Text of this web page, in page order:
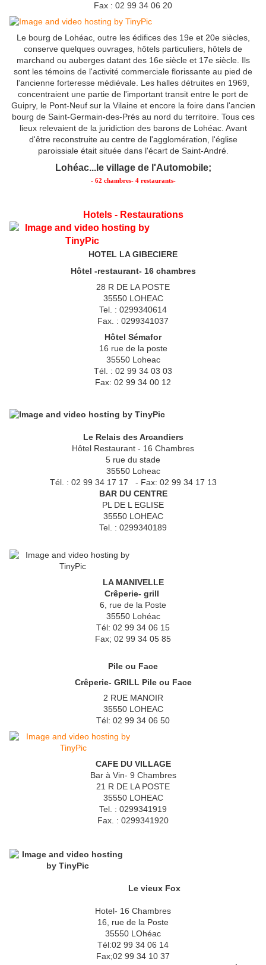
Fax : 02 99 34 06 20
Le bourg de Lohéac, outre les édifices des 19e et 20e siècles,
conserve quelques ouvrages, hôtels particuliers, hôtels de
marchand ou auberges datant des 16e siècle et 17e siècle. Ils
sont les témoins de l'activité commerciale florissante au pied de
l'ancienne forteresse médiévale. Les halles détruites en 1969,
concentraient une partie de l'important transit entre le port de
Guipry, le Pont-Neuf sur la Vilaine et encore la foire dans l'ancien
bourg de Saint-Germain-des-Prés au nord du territoire. Tous ces
lieux relevaient de la juridiction des barons de Lohéac. Avant
d'être reconstruite au centre de l'agglomération, l'église
paroissiale était située dans l'écart de Saint-André.
Lohéac...le village de l'Automobile;
- 62 chambres- 4 restaurants-
Hotels - Restaurations
HOTEL LA GIBECIERE
Hôtel -restaurant- 16 chambres
28 R DE LA POSTE
35550 LOHEAC
Tel. : 0299340614
Fax. : 0299341037
Hôtel Sémafor
16 rue de la poste
35550 Loheac
Tél. : 02 99 34 03 03
Fax: 02 99 34 00 12
Le Relais des Arcandiers
Hôtel Restaurant - 16 Chambres
5 rue du stade
35550 Loheac
Tél. : 02 99 34 17 17 - Fax: 02 99 34 17 13
BAR DU CENTRE
PL DE L EGLISE
35550 LOHEAC
Tel. : 0299340189
LA MANIVELLE
Crêperie- grill
6, rue de la Poste
35550 Lohéac
Tél: 02 99 34 06 15
Fax; 02 99 34 05 85
Pile ou Face
Crêperie- GRILL Pile ou Face
2 RUE MANOIR
35550 LOHEAC
Tél: 02 99 34 06 50
CAFE DU VILLAGE
Bar à Vin- 9 Chambres
21 R DE LA POSTE
35550 LOHEAC
Tel. : 0299341919
Fax. : 0299341920
Le vieux Fox
Hotel- 16 Chambres
16, rue de la Poste
35550 LOhéac
Tél:02 99 34 06 14
Fax;02 99 34 10 37